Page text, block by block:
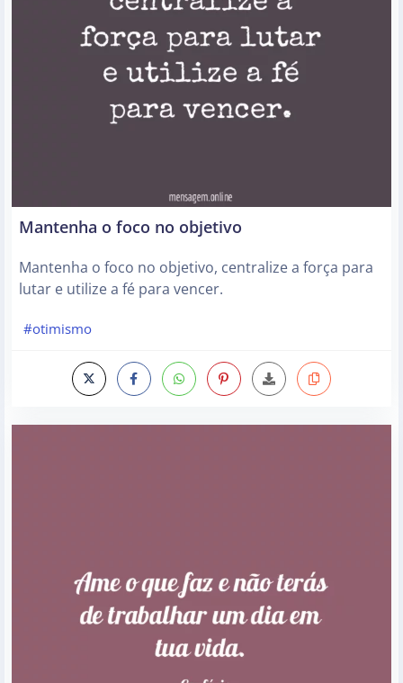
Mantenha o foco no objetivo
Mantenha o foco no objetivo, centralize a força para
lutar e utilize a fé para vencer.
#otimismo